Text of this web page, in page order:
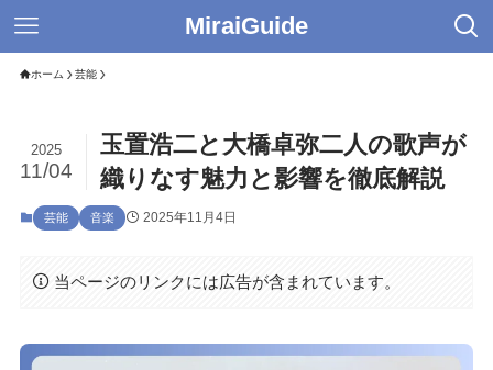
MiraiGuide
ホーム 芸能
玉置浩二と大橋卓弥二人の歌声が
織りなす魅力と影響を徹底解説
2025
11/04
芸能 音楽 2025年11月4日
当ページのリンクには広告が含まれています。